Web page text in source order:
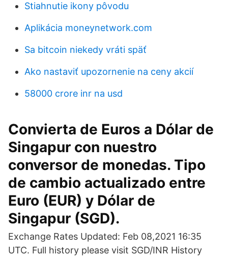
Stiahnutie ikony pôvodu
Aplikácia moneynetwork.com
Sa bitcoin niekedy vráti späť
Ako nastaviť upozornenie na ceny akcií
58000 crore inr na usd
Convierta de Euros a Dólar de
Singapur con nuestro
conversor de monedas. Tipo
de cambio actualizado entre
Euro (EUR) y Dólar de
Singapur (SGD).
Exchange Rates Updated: Feb 08,2021 16:35
UTC. Full history please visit SGD/INR History